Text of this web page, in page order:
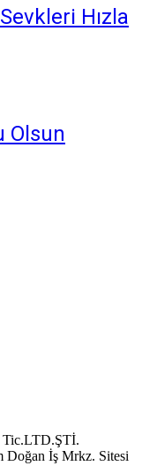
Hızla
Olsun
Tic.LTD.ŞTİ.
Doğan İş Mrkz. Sitesi